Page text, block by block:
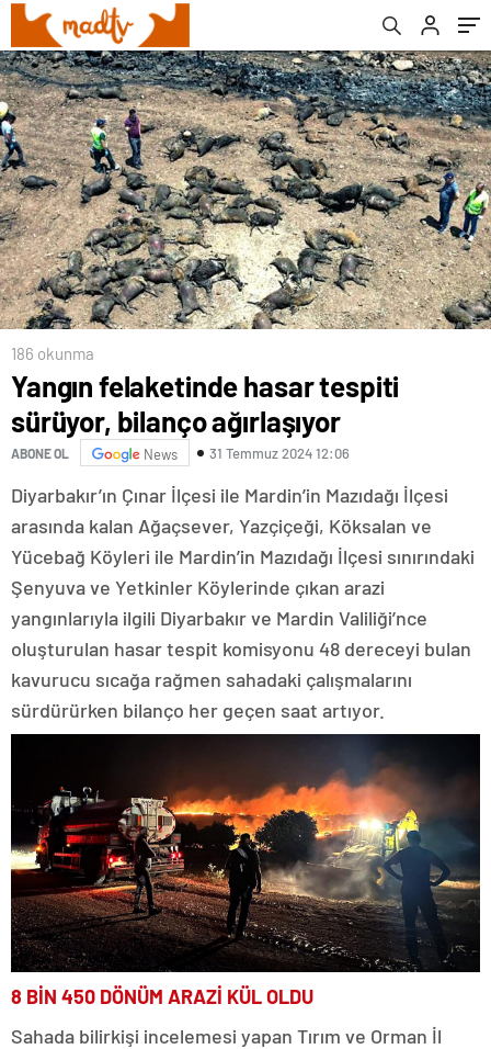
186 okunma
Yangın felaketinde hasar tespiti
sürüyor, bilanço ağırlaşıyor
ABONE OL News 31 Temmuz 2024 12:06
Diyarbakır’ın Çınar İlçesi ile Mardin’in Mazıdağı İlçesi
arasında kalan Ağaçsever, Yazçiçeği, Köksalan ve
Yücebağ Köyleri ile Mardin’in Mazıdağı İlçesi sınırındaki
Şenyuva ve Yetkinler Köylerinde çıkan arazi
yangınlarıyla ilgili Diyarbakır ve Mardin Valiliği’nce
oluşturulan hasar tespit komisyonu 48 dereceyi bulan
kavurucu sıcağa rağmen sahadaki çalışmalarını
sürdürürken bilanço her geçen saat artıyor.
8 BİN 450 DÖNÜM ARAZİ KÜL OLDU
Sahada bilirkişi incelemesi yapan Tırım ve Orman İl